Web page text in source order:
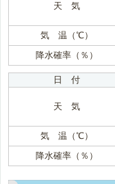
天 気
気 温（℃）
降水確率（％）
日 付
天 気
気 温（℃）
降水確率（％）